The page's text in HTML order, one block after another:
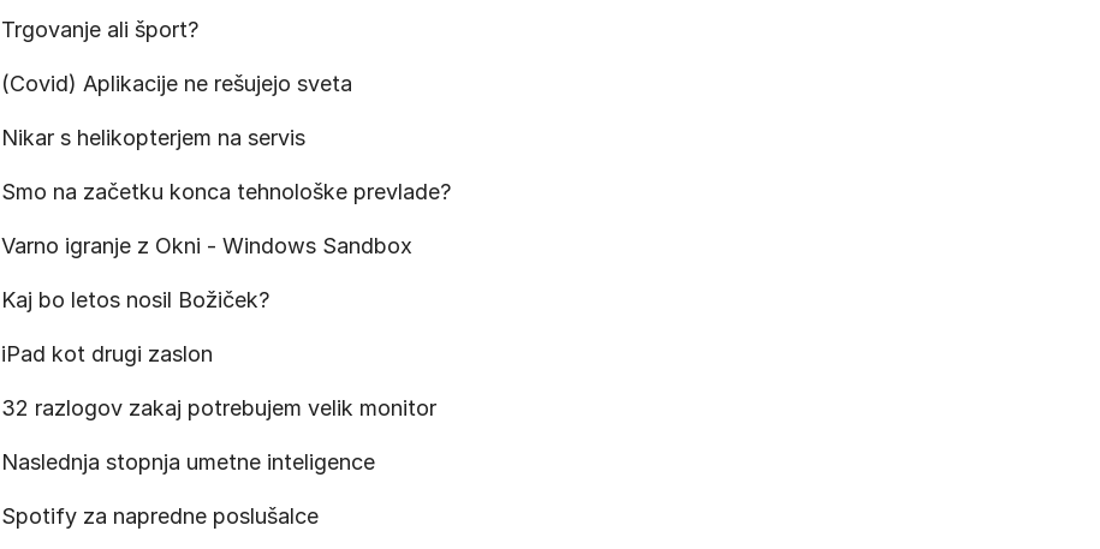
Trgovanje ali šport?
(Covid) Aplikacije ne rešujejo sveta
Nikar s helikopterjem na servis
Smo na začetku konca tehnološke prevlade?
Varno igranje z Okni - Windows Sandbox
Kaj bo letos nosil Božiček?
iPad kot drugi zaslon
32 razlogov zakaj potrebujem velik monitor
Naslednja stopnja umetne inteligence
Spotify za napredne poslušalce